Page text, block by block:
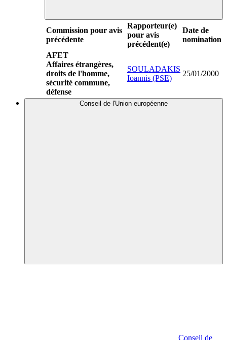
Commission pour avis
précédente
Rapporteur(e)
pour avis
précédent(e)
Date de
nomination
AFET
Affaires étrangères,
droits de l'homme,
sécurité commune,
défense
SOULADAKIS
Ioannis (PSE)
25/01/2000
Conseil de l'Union européenne
Conseil de